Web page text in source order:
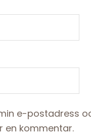
e-postadress
en kommentar.